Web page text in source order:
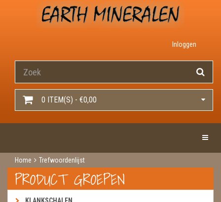
Inloggen
0 ITEM(S) - €0,00
Home Trefwoordenlijst
PRODUCT GROEPEN